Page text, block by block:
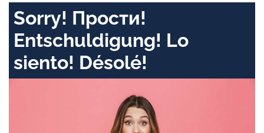
Sorry! Прости!
Entschuldigung! Lo
siento! Désolé!